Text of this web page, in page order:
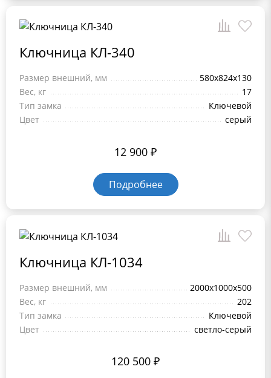
Ключница КЛ-340
Размер внешний, мм
580x824x130
Вес, кг
17
Тип замка
Ключевой
Цвет
серый
12 900 ₽
Подробнее
Ключница КЛ-1034
Размер внешний, мм
2000х1000х500
Вес, кг
202
Тип замка
Ключевой
Цвет
светло-серый
120 500 ₽